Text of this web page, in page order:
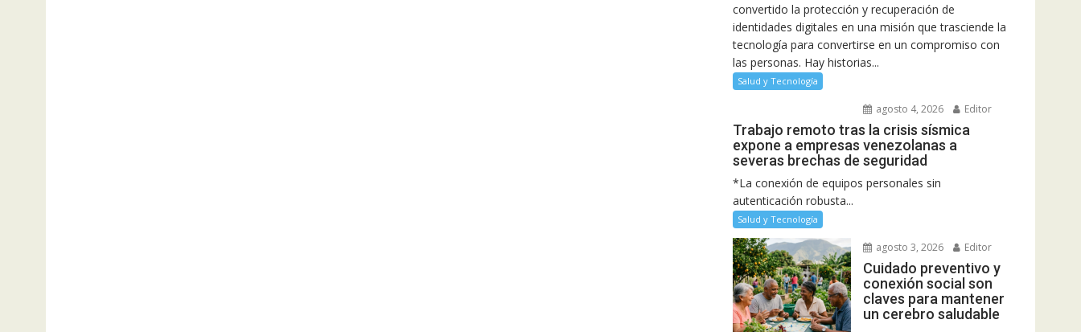
convertido la protección y recuperación de
identidades digitales en una misión que trasciende la
tecnología para convertirse en un compromiso con
las personas. Hay historias...
Salud y Tecnología
agosto 4, 2026 Editor
Trabajo remoto tras la crisis sísmica
expone a empresas venezolanas a
severas brechas de seguridad
*La conexión de equipos personales sin
autenticación robusta...
Salud y Tecnología
agosto 3, 2026 Editor
Cuidado preventivo y
conexión social son
claves para mantener
un cerebro saludable